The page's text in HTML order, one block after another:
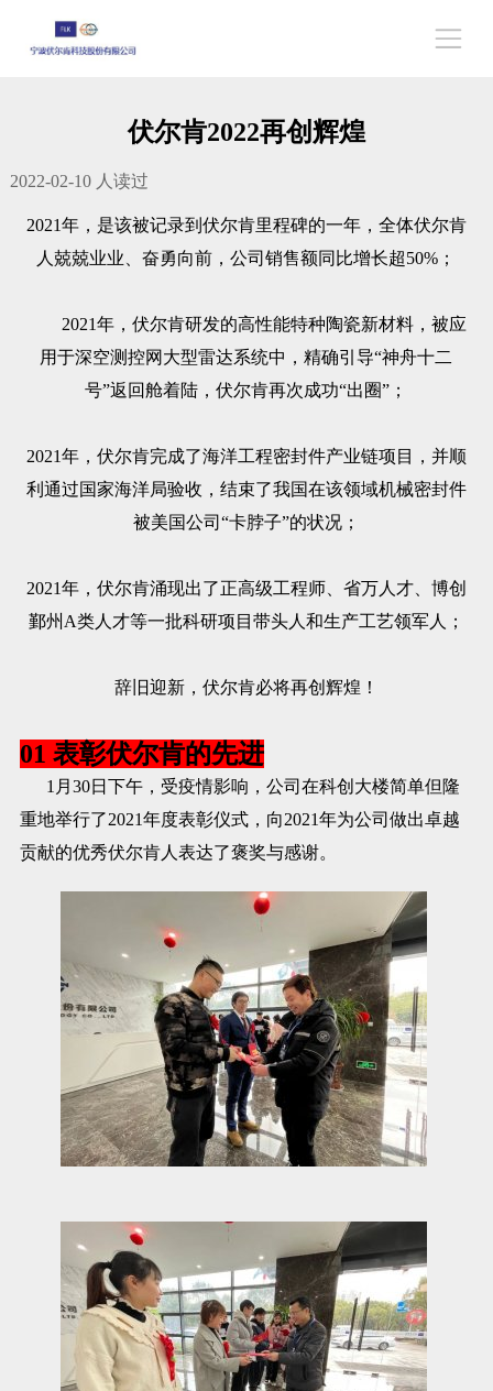
伏尔肯2022再创辉煌
2022-02-10 人读过
2021年，是该被记录到伏尔肯里程碑的一年，全体伏尔肯
人兢兢业业、奋勇向前，公司销售额同比增长超50%；
2021年，伏尔肯研发的高性能特种陶瓷新材料，被应
用于深空测控网大型雷达系统中，精确引导“神舟十二
号”返回舱着陆，伏尔肯再次成功“出圈”；
2021年，伏尔肯完成了海洋工程密封件产业链项目，并顺
利通过国家海洋局验收，结束了我国在该领域机械密封件
被美国公司“卡脖子”的状况；
2021年，伏尔肯涌现出了正高级工程师、省万人才、博创
鄞州A类人才等一批科研项目带头人和生产工艺领军人；
辞旧迎新，伏尔肯必将再创辉煌！
01 表彰伏尔肯的先进
1月30日下午，受疫情影响，公司在科创大楼简单但隆
重地举行了2021年度表彰仪式，向2021年为公司做出卓越
贡献的优秀伏尔肯人表达了褒奖与感谢。